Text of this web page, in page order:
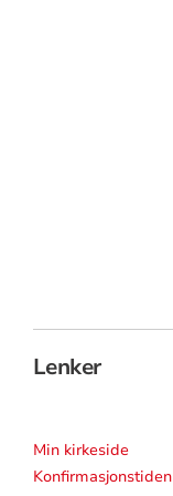
Lenker
Min kirkeside
Konfirmasjonstiden